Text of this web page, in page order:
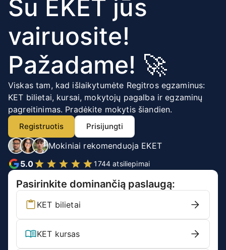
Su EKET jūs
vairuosite!
Pažadame! 🚀
Viskas tam, kad išlaikytumėte Regitros egzaminus:
KET bilietai, kursai, mokytojų pagalba ir egzaminų
pagreitinimas. Pradėkite mokytis šiandien.
Registruotis Prisijungti
Mokiniai rekomenduoja EKET
5.0
1744 atsiliepimai
Pasirinkite dominančią paslaugą:
KET bilietai
KET kursas